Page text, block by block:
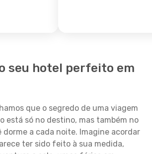
seu hotel perfeito em
que o segredo de uma viagem
está só no destino, mas também no
dorme a cada noite. Imagine acordar
ter sido feito à sua medida,